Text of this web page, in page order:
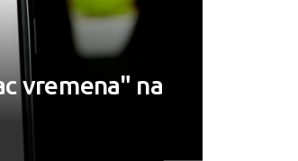
vremena" na